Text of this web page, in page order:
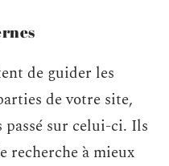
de guider les
de votre site,
sur celui-ci. Ils
recherche à mieux